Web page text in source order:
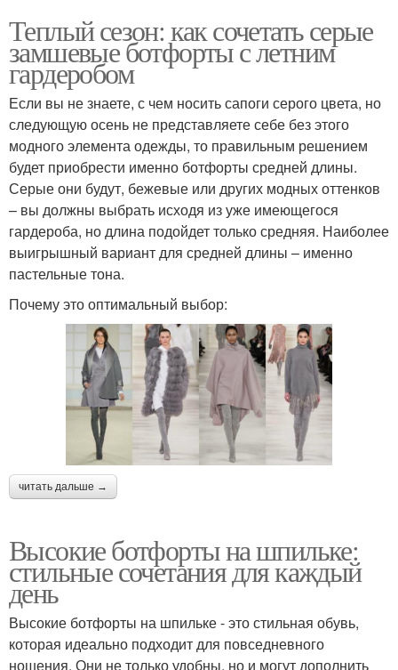
Теплый сезон: как сочетать серые
замшевые ботфорты с летним
гардеробом
Если вы не знаете, с чем носить сапоги серого цвета, но
следующую осень не представляете себе без этого
модного элемента одежды, то правильным решением
будет приобрести именно ботфорты средней длины.
Серые они будут, бежевые или других модных оттенков
– вы должны выбрать исходя из уже имеющегося
гардероба, но длина подойдет только средняя. Наиболее
выигрышный вариант для средней длины – именно
пастельные тона.
Почему это оптимальный выбор:
читать дальше →
Высокие ботфорты на шпильке:
стильные сочетания для каждый
день
Высокие ботфорты на шпильке - это стильная обувь,
которая идеально подходит для повседневного
ношения. Они не только удобны, но и могут дополнить